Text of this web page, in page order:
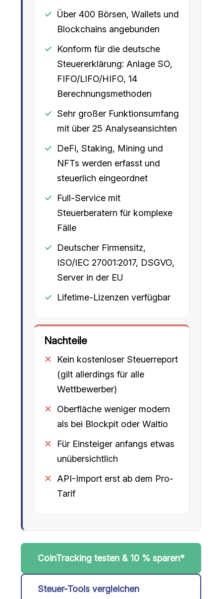
Über 400 Börsen, Wallets und
Blockchains angebunden
Konform für die deutsche
Steuererklärung: Anlage SO,
FIFO/LIFO/HIFO, 14
Berechnungsmethoden
Sehr großer Funktionsumfang
mit über 25 Analyseansichten
DeFi, Staking, Mining und
NFTs werden erfasst und
steuerlich eingeordnet
Full-Service mit
Steuerberatern für komplexe
Fälle
Deutscher Firmensitz,
ISO/IEC 27001:2017, DSGVO,
Server in der EU
Lifetime-Lizenzen verfügbar
Nachteile
Kein kostenloser Steuerreport
(gilt allerdings für alle
Wettbewerber)
Oberfläche weniger modern
als bei Blockpit oder Waltio
Für Einsteiger anfangs etwas
unübersichtlich
API-Import erst ab dem Pro-
Tarif
CoinTracking testen & 10 % sparen*
Steuer-Tools vergleichen